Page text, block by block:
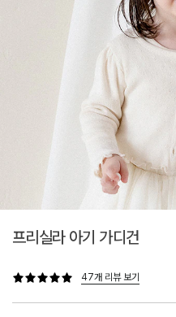
프리실라 아기 가디건
47개 리뷰 보기